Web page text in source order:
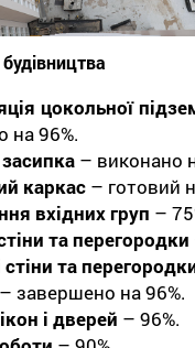
цокольної
на 96%.
– виконано
каркас – готовий
вхідних груп –
та перегородки
та
– завершено на 96%.
і дверей – 96%.